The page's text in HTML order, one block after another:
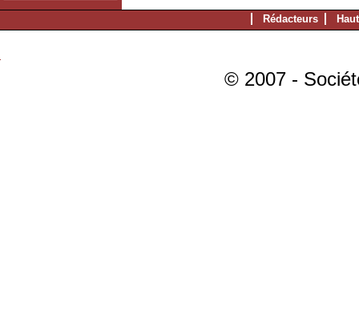
Rédacteurs
© 2007 -